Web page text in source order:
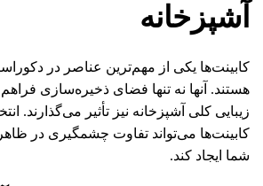
آشپزخانه
کابینت‌ها یکی از مهم‌ترین عناصر در
هستند. آنها نه تنها فضای ذخیره‌سازی فراهم
زیبایی کلی آشپزخانه نیز تأثیر می‌گذارند.
کابینت‌ها می‌تواند تفاوت چشمگیری در
شما ایجاد کند.